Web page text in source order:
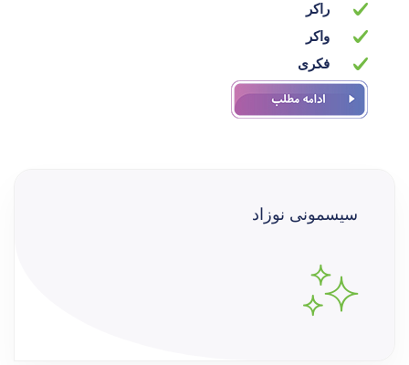
راکر
واکر
فکری
سیسمونی نوزاد